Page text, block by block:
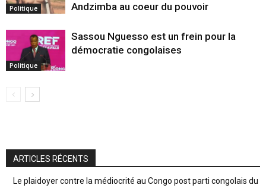
Politique
Andzimba au coeur du pouvoir
Politique
Sassou Nguesso est un frein pour la
démocratie congolaises
ARTICLES RÉCENTS
Le plaidoyer contre la médiocrité au Congo post parti congolais du